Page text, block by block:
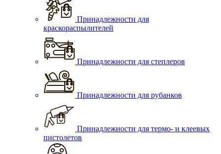
Принадлежности для
краскораспылителей
Принадлежности для степлеров
Принадлежности для рубанков
Принадлежности для термо- и клеевых
пистолетов